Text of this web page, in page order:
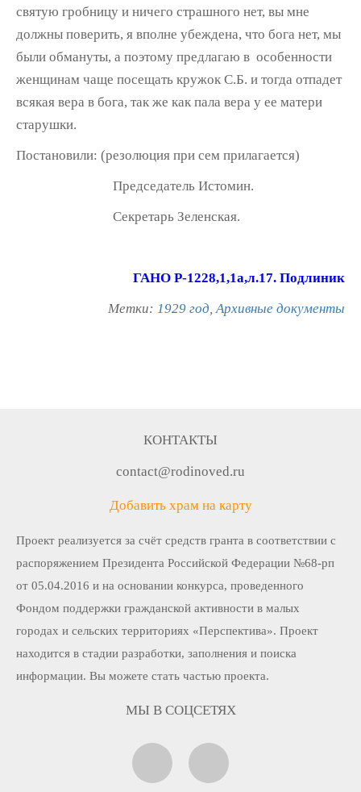
святую гробницу и ничего страшного нет, вы мне
должны поверить, я вполне убеждена, что бога нет, мы
были обмануты, а поэтому предлагаю в особенности
женщинам чаще посещать кружок С.Б. и тогда отпадет
всякая вера в бога, так же как пала вера у ее матери
старушки.
Постановили: (резолюция при сем прилагается)
Председатель Истомин.
Секретарь Зеленская.
ГАНО Р-1228,1,1а,л.17. Подлиник
Метки: 1929 год Архивные документы
КОНТАКТЫ
contact@rodinoved.ru
Добавить храм на карту
Проект реализуется за счёт средств гранта в соответствии c
распоряжением Президента Российской Федерации №68-рп
от 05.04.2016 и на основании конкурса, проведенного
Фондом поддержки гражданской активности в малых
городах и сельских территориях «Перспектива». Проект
находится в стадии разработки, заполнения и поиска
информации. Вы можете стать частью проекта.
МЫ В СОЦСЕТЯХ